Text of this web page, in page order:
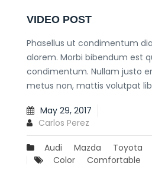
VIDEO POST
Phasellus ut condimentum
alorem. Morbi bibendum est
condimentum. Nullam justo
metus non, mattis volutpat
May 29, 2017
Carlos Perez
Audi Mazda
Toyota
Color
Comfortable